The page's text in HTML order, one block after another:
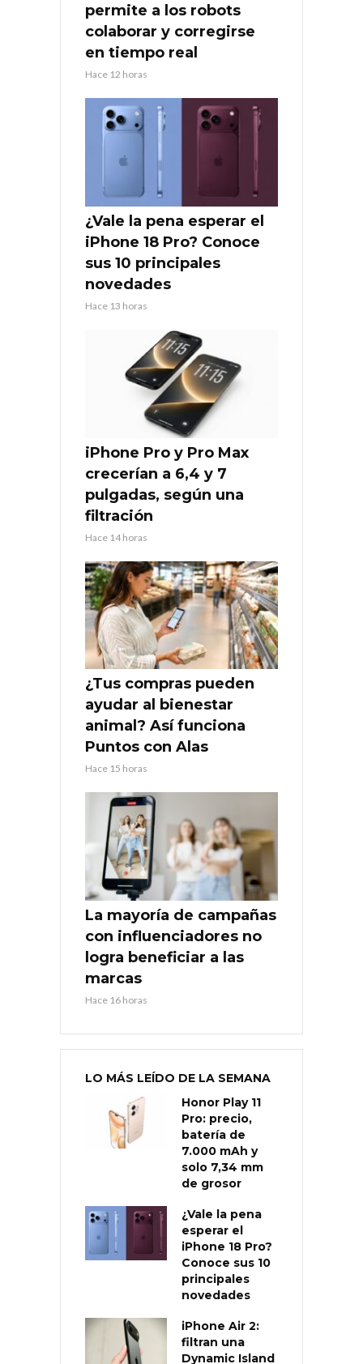
permite a los robots
colaborar y corregirse
en tiempo real
Hace 12 horas
¿Vale la pena esperar el
iPhone 18 Pro? Conoce
sus 10 principales
novedades
Hace 13 horas
iPhone Pro y Pro Max
crecerían a 6,4 y 7
pulgadas, según una
filtración
Hace 14 horas
¿Tus compras pueden
ayudar al bienestar
animal? Así funciona
Puntos con Alas
Hace 15 horas
La mayoría de campañas
con influenciadores no
logra beneficiar a las
marcas
Hace 16 horas
LO MÁS LEÍDO DE LA SEMANA
Honor Play 11
Pro: precio,
batería de
7.000 mAh y
solo 7,34 mm
de grosor
¿Vale la pena
esperar el
iPhone 18 Pro?
Conoce sus 10
principales
novedades
iPhone Air 2:
filtran una
Dynamic Island